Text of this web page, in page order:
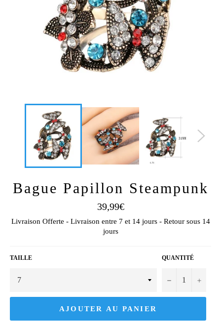
Bague Papillon Steampunk
Prix
régulier
39,99€
Livraison Offerte - Livraison entre 7 et 14 jours - Retour sous 14
jours
TAILLE QUANTITÉ
− +
AJOUTER AU PANIER